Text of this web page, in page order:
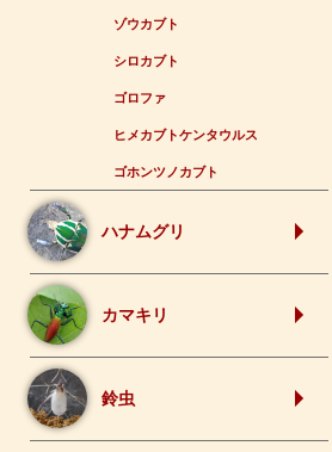
ゾウカブト
シロカブト
ゴロファ
ヒメカブトケンタウルス
ゴホンツノカブト
ハナムグリ
カマキリ
鈴虫